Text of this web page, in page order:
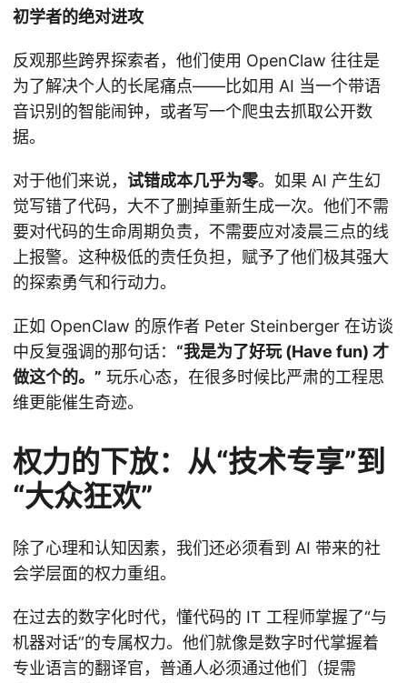
初学者的绝对进攻
反观那些跨界探索者，他们使用 OpenClaw 往往是
为了解决个人的长尾痛点——比如用 AI 当一个带语
音识别的智能闹钟，或者写一个爬虫去抓取公开数
据。
对于他们来说， 试错成本几乎为零。如果 AI 产生幻
觉写错了代码，大不了删掉重新生成一次。他们不需
要对代码的生命周期负责，不需要应对凌晨三点的线
上报警。这种极低的责任负担，赋予了他们极其强大
的探索勇气和行动力。
正如 OpenClaw 的原作者 Peter Steinberger 在访谈
中反复强调的那句话： “我是为了好玩 (Have fun) 才
做这个的。” 玩乐心态，在很多时候比严肃的工程思
维更能催生奇迹。
权力的下放：从“技术专享”到
“大众狂欢”
除了心理和认知因素，我们还必须看到 AI 带来的社
会学层面的权力重组。
在过去的数字化时代，懂代码的 IT 工程师掌握了“与
机器对话”的专属权力。他们就像是数字时代掌握着
专业语言的翻译官，普通人必须通过他们（提需